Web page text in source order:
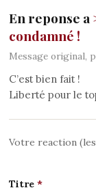
En reponse a
condamné !
Message original,
C’est bien fait !
Liberté pour le
Votre reaction
Titre